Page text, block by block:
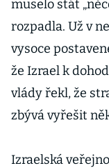
muselo stát
rozpadla. Už v
vysoce
že Izrael k
vlády řekl, že
zbývá vyřešit
Izraelská